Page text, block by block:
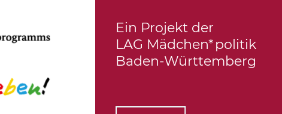
Ein Projekt der
LAG Mädchen*politik
Baden-Württemberg